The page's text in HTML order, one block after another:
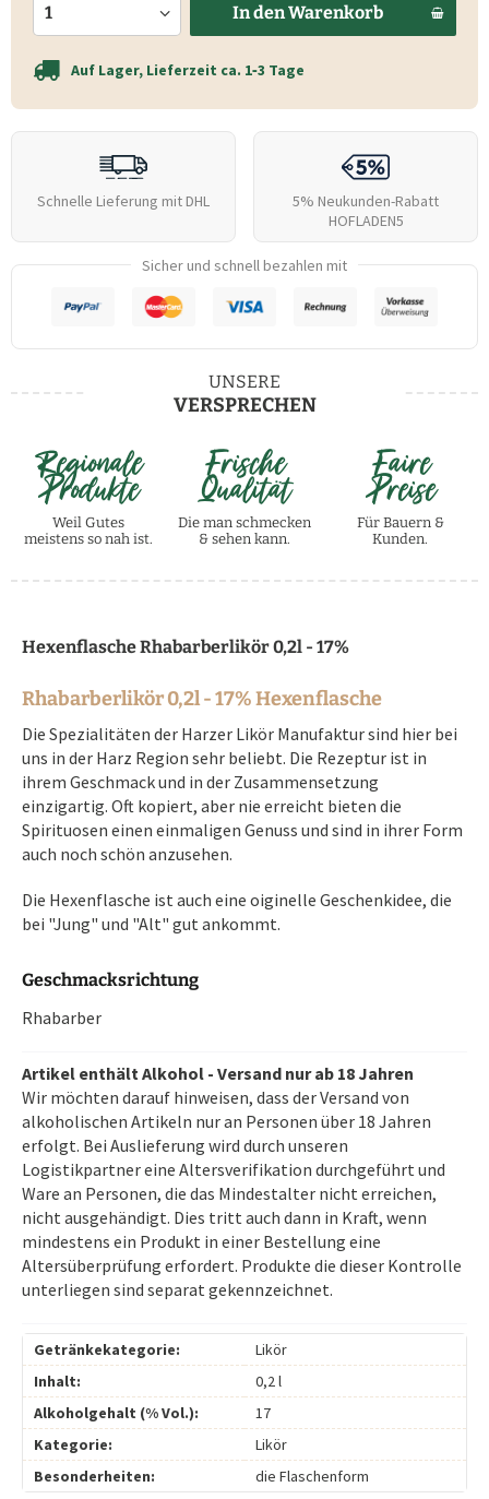
In denWarenkorb
Auf Lager, Lieferzeit ca. 1‑3 Tage
Schnelle Lieferung mit DHL
5% Neukunden-Rabatt
HOFLADEN5
Sicher und schnell bezahlen mit
UNSERE
VERSPRECHEN
Regionale
Produkte
Weil Gutes
meistens so nah ist.
Frische
Qualität
Die man schmecken
& sehen kann.
Faire
Preise
Für Bauern &
Kunden.
Hexenflasche Rhabarberlikör 0,2l - 17%
Rhabarberlikör 0,2l - 17% Hexenflasche
Die Spezialitäten der Harzer Likör Manufaktur sind hier bei
uns in der Harz Region sehr beliebt. Die Rezeptur ist in
ihrem Geschmack und in der Zusammensetzung
einzigartig. Oft kopiert, aber nie erreicht bieten die
Spirituosen einen einmaligen Genuss und sind in ihrer Form
auch noch schön anzusehen.
Die Hexenflasche ist auch eine oiginelle Geschenkidee, die
bei "Jung" und "Alt" gut ankommt.
Geschmacksrichtung
Rhabarber
Artikel enthält Alkohol - Versand nur ab 18 Jahren
Wir möchten darauf hinweisen, dass der Versand von
alkoholischen Artikeln nur an Personen über 18 Jahren
erfolgt. Bei Auslieferung wird durch unseren
Logistikpartner eine Altersverifikation durchgeführt und
Ware an Personen, die das Mindestalter nicht erreichen,
nicht ausgehändigt. Dies tritt auch dann in Kraft, wenn
mindestens ein Produkt in einer Bestellung eine
Altersüberprüfung erfordert. Produkte die dieser Kontrolle
unterliegen sind separat gekennzeichnet.
Getränkekategorie:
Likör
Inhalt:
0,2 l
Alkoholgehalt (% Vol.):
17
Kategorie:
Likör
Besonderheiten:
die Flaschenform